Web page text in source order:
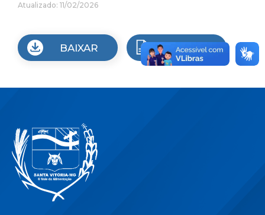
Atualizado: 11/02/2026
BAIXAR VISUALIZAR